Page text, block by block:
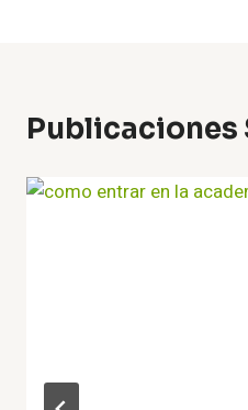
Publicaciones